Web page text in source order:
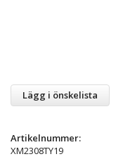
Lägg i önskelista
Artikelnummer:
XM2308TY19